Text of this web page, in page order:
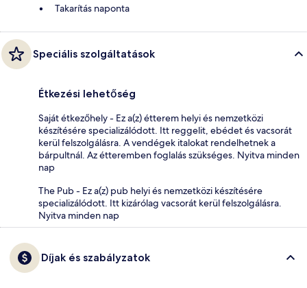
Takarítás naponta
Speciális szolgáltatások
Étkezési lehetőség
Saját étkezőhely - Ez a(z) étterem helyi és nemzetközi
készítésére specializálódott. Itt reggelit, ebédet és vacsorát
kerül felszolgálásra. A vendégek italokat rendelhetnek a
bárpultnál. Az étteremben foglalás szükséges. Nyitva minden
nap
The Pub - Ez a(z) pub helyi és nemzetközi készítésére
specializálódott. Itt kizárólag vacsorát kerül felszolgálásra.
Nyitva minden nap
Díjak és szabályzatok